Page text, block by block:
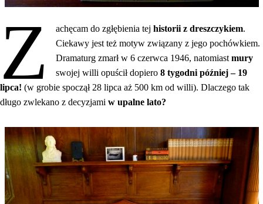
Z achęcam do zgłębienia tejhistorii z dreszczykiem.
Ciekawy jest też motyw związany z jego pochówkiem.
Dramaturg zmarł w 6 czerwca 1946, natomiastmury
swojej willi opuścił dopiero8 tygodni później – 19
lipca! (w grobie spoczął 28 lipca aż 500 km od willi). Dlaczego tak
długo zwlekano z decyzjami w upalne lato?